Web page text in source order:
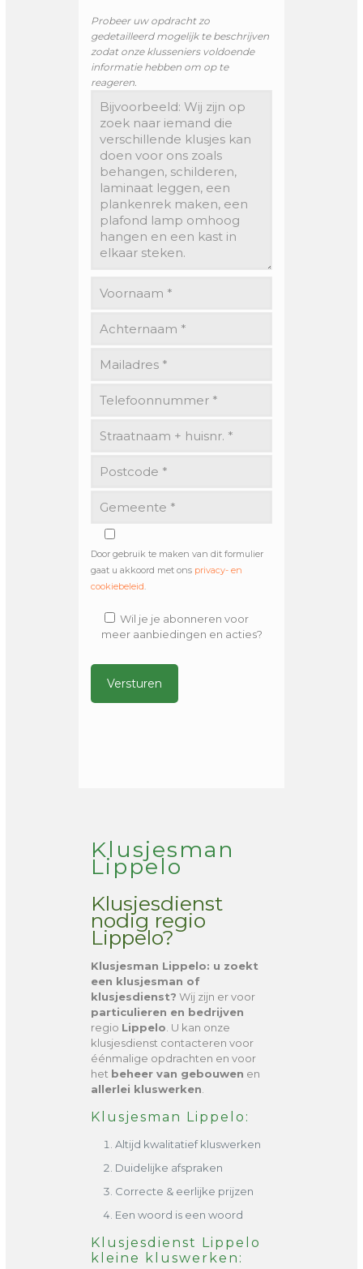
Probeer uw opdracht zo
gedetailleerd mogelijk te beschrijven
zodat onze klusseniers voldoende
informatie hebben om op te
reageren.
Door gebruik te maken van dit formulier
gaat u akkoord met ons privacy- en
cookiebeleid.
Wil je je abonneren voor
meer aanbiedingen en acties?
Klusjesman
Lippelo
Klusjesdienst
nodig regio
Lippelo?
Klusjesman Lippelo: u zoekt
een klusjesman of
klusjesdienst? Wij zijn er voor
particulieren en bedrijven
regio Lippelo . U kan onze
klusjesdienst contacteren voor
éénmalige opdrachten en voor
het beheer van gebouwen en
allerlei kluswerken
Klusjesman Lippelo:
Altijd kwalitatief kluswerken
Duidelijke afspraken
Correcte & eerlijke prijzen
Een woord is een woord
Klusjesdienst Lippelo
kleine kluswerken: